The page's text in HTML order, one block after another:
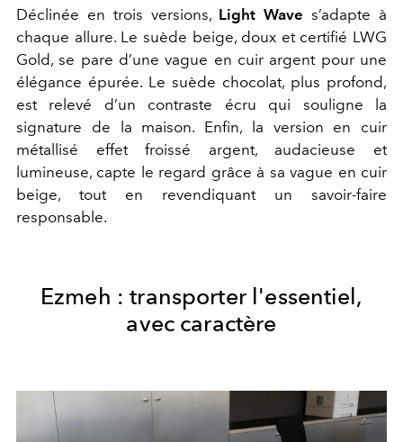
Déclinée en trois versions, Light Wave s’adapte à
chaque allure. Le suède beige, doux et certifié LWG
Gold, se pare d’une vague en cuir argent pour une
élégance épurée. Le suède chocolat, plus profond,
est relevé d’un contraste écru qui souligne la
signature de la maison. Enfin, la version en cuir
métallisé effet froissé argent, audacieuse et
lumineuse, capte le regard grâce à sa vague en cuir
beige, tout en revendiquant un savoir-faire
responsable.
Ezmeh : transporter l'essentiel,
avec caractère